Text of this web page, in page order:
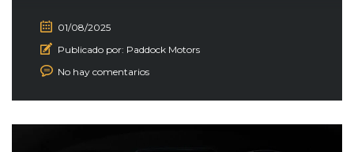
01/08/2025
Publicado por: Paddock Motors
No hay comentarios